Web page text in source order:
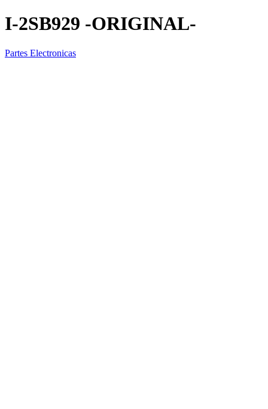
I-2SB929 -ORIGINAL-
Partes Electronicas